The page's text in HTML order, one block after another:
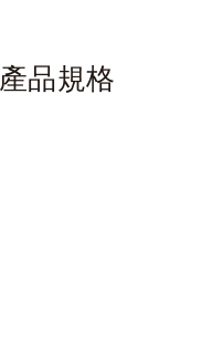
品規格